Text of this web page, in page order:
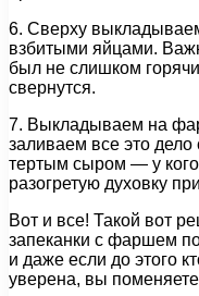
6. Сверху
взбитыми яйцами.
был не слишком
свернутся.
7. Выкладываем на
заливаем все это
тертым сыром — у кого
разогретую духовку
Вот и все! Такой вот
запеканки с фаршем
и даже если до этого
уверена, вы